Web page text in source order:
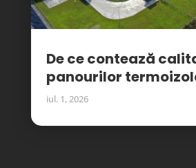
De ce contează
panourilor
iul. 1, 2026